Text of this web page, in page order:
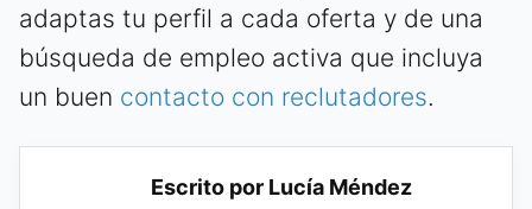
adaptas tu perfil a cada oferta y de una
búsqueda de empleo activa que incluya
un buen contacto con reclutadores.
Escrito por Lucía Méndez